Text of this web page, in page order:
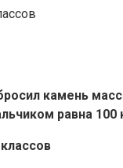
камень
равна 100